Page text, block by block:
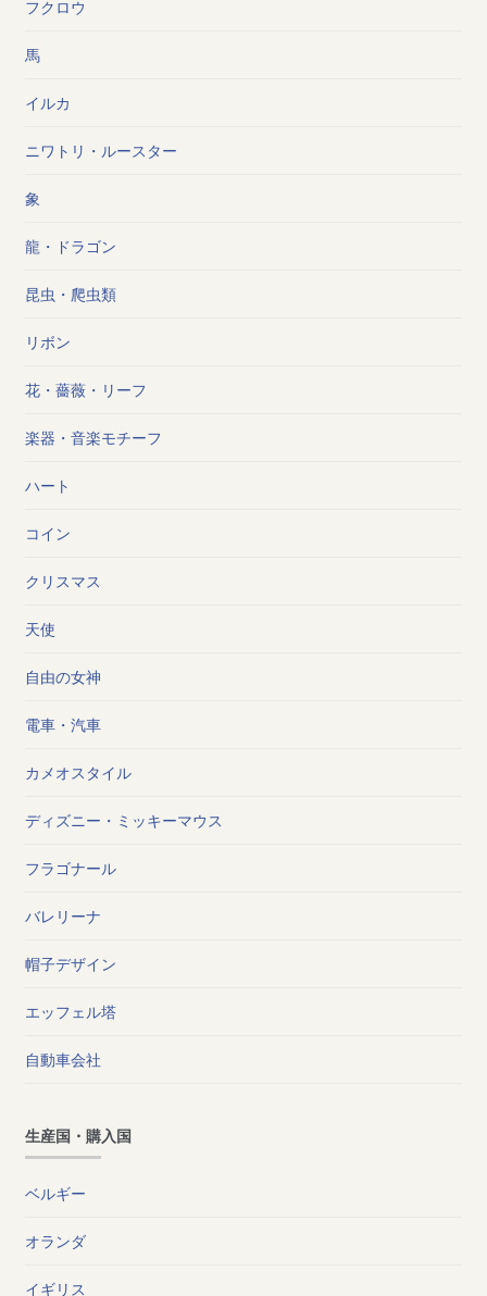
フクロウ
馬
イルカ
ニワトリ・ルースター
象
龍・ドラゴン
昆虫・爬虫類
リボン
花・薔薇・リーフ
楽器・音楽モチーフ
ハート
コイン
クリスマス
天使
自由の女神
電車・汽車
カメオスタイル
ディズニー・ミッキーマウス
フラゴナール
バレリーナ
帽子デザイン
エッフェル塔
自動車会社
生産国・購入国
ベルギー
オランダ
イギリス